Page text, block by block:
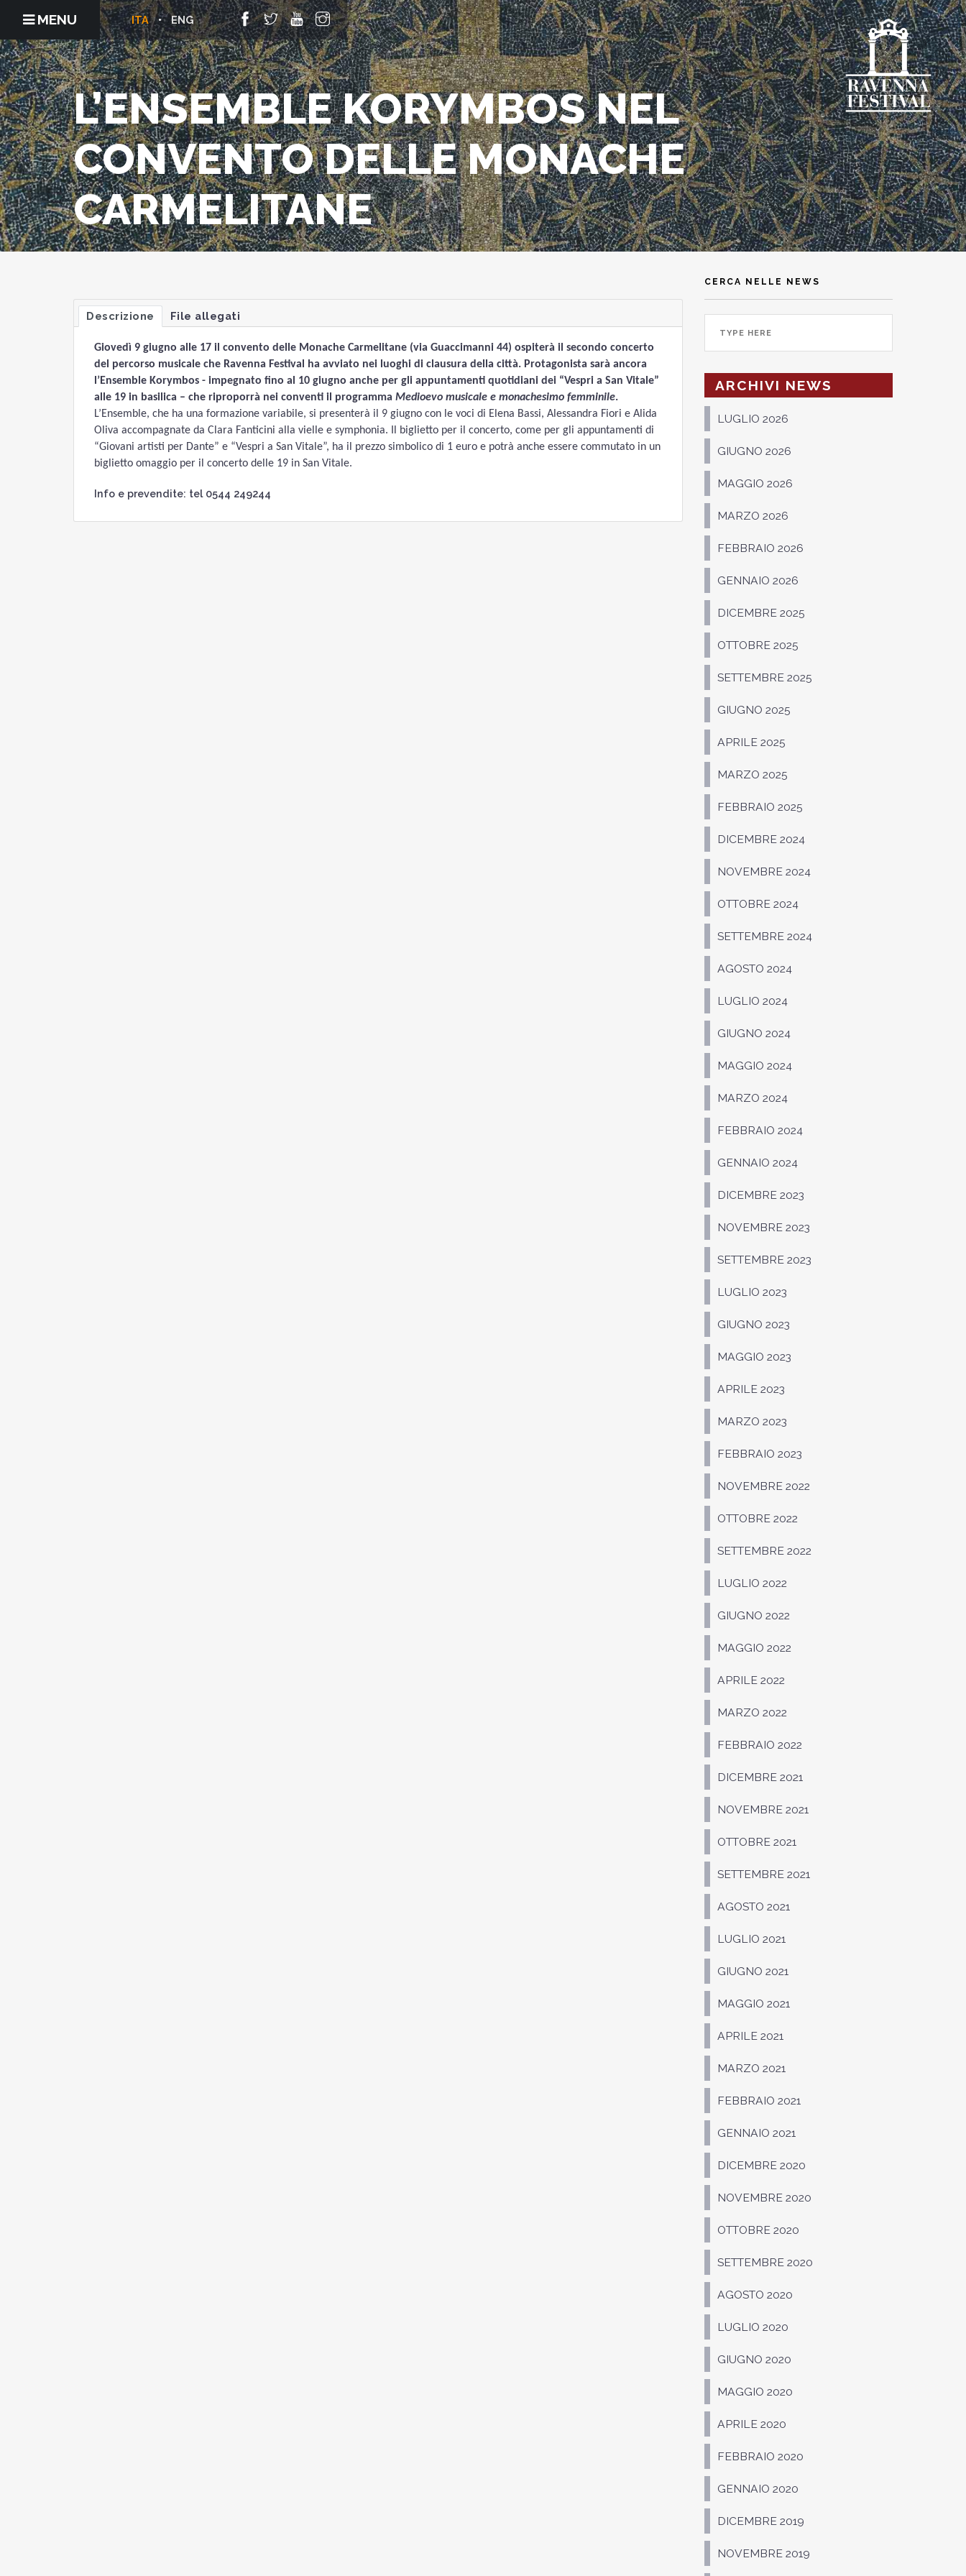
MENU ENG
ITA
L’ENSEMBLE KORYMBOS NEL
CONVENTO DELLE MONACHE
CARMELITANE
Descrizione File allegati
Giovedì 9 giugno alle 17 il convento delle Monache Carmelitane (via Guaccimanni 44) ospiterà il secondo concerto
del percorso musicale che Ravenna Festival ha avviato nei luoghi di clausura della città. Protagonista sarà ancora
l’Ensemble Korymbos - impegnato fino al 10 giugno anche per gli appuntamenti quotidiani dei “Vespri a San Vitale”
alle 19 in basilica – che riproporrà nei conventi il programma Medioevo musicale e monachesimo femminile.
L’Ensemble, che ha una formazione variabile, si presenterà il 9 giugno con le voci di Elena Bassi, Alessandra Fiori e Alida
Oliva accompagnate da Clara Fanticini alla vielle e symphonia. Il biglietto per il concerto, come per gli appuntamenti di
“Giovani artisti per Dante” e “Vespri a San Vitale”, ha il prezzo simbolico di 1 euro e potrà anche essere commutato in un
biglietto omaggio per il concerto delle 19 in San Vitale.
Info e prevendite: tel 0544 249244
CERCA NELLE NEWS
ARCHIVI NEWS
LUGLIO 2026
GIUGNO 2026
MAGGIO 2026
MARZO 2026
FEBBRAIO 2026
GENNAIO 2026
DICEMBRE 2025
OTTOBRE 2025
SETTEMBRE 2025
GIUGNO 2025
APRILE 2025
MARZO 2025
FEBBRAIO 2025
DICEMBRE 2024
NOVEMBRE 2024
OTTOBRE 2024
SETTEMBRE 2024
AGOSTO 2024
LUGLIO 2024
GIUGNO 2024
MAGGIO 2024
MARZO 2024
FEBBRAIO 2024
GENNAIO 2024
DICEMBRE 2023
NOVEMBRE 2023
SETTEMBRE 2023
LUGLIO 2023
GIUGNO 2023
MAGGIO 2023
APRILE 2023
MARZO 2023
FEBBRAIO 2023
NOVEMBRE 2022
OTTOBRE 2022
SETTEMBRE 2022
LUGLIO 2022
GIUGNO 2022
MAGGIO 2022
APRILE 2022
MARZO 2022
FEBBRAIO 2022
DICEMBRE 2021
NOVEMBRE 2021
OTTOBRE 2021
SETTEMBRE 2021
AGOSTO 2021
LUGLIO 2021
GIUGNO 2021
MAGGIO 2021
APRILE 2021
MARZO 2021
FEBBRAIO 2021
GENNAIO 2021
DICEMBRE 2020
NOVEMBRE 2020
OTTOBRE 2020
SETTEMBRE 2020
AGOSTO 2020
LUGLIO 2020
GIUGNO 2020
MAGGIO 2020
APRILE 2020
FEBBRAIO 2020
GENNAIO 2020
DICEMBRE 2019
NOVEMBRE 2019